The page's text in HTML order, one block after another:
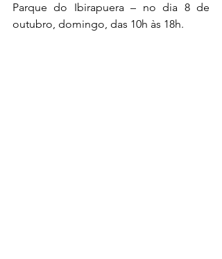
Parque do Ibirapuera – no dia 8 de
outubro, domingo, das 10h às 18h.